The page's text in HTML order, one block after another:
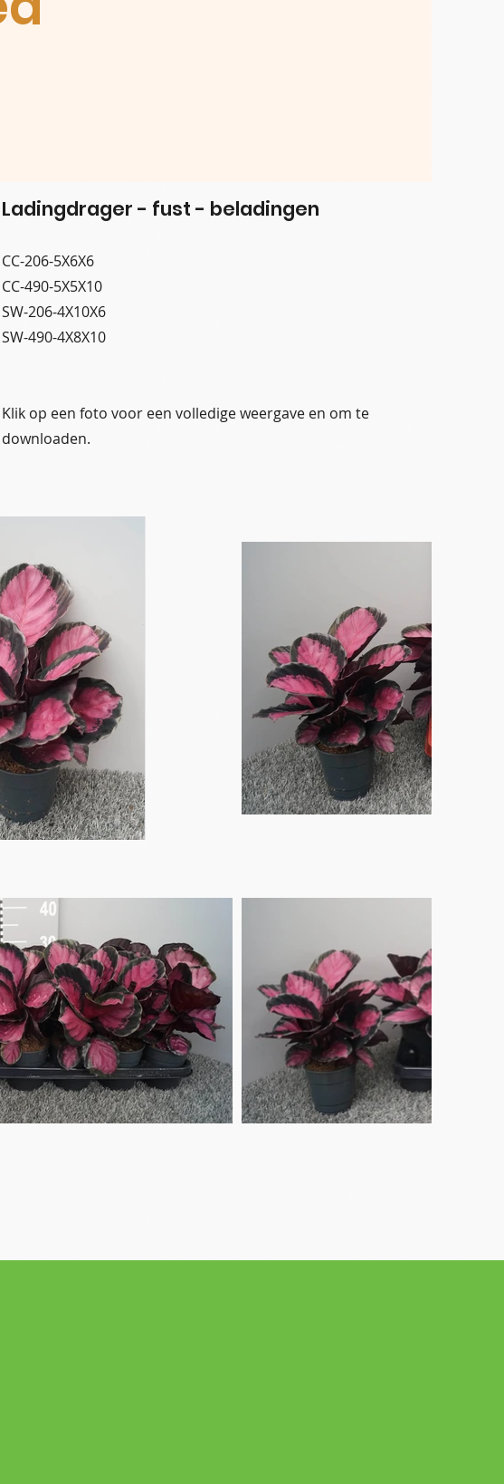
Ladingdrager - fust - beladingen
CC-206-5X6X6
CC-490-5X5X10
SW-206-4X10X6
SW-490-4X8X10
Klik op een foto voor een volledige weergave en om te
downloaden.